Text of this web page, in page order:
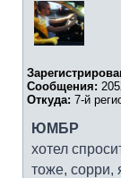
Сообщения:
Откуда: 7-й
ЮМБР
хотел
тоже, сорри,